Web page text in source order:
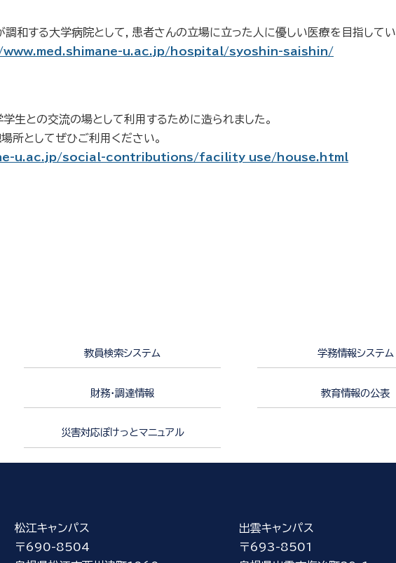
和する大学病院として，患者さんの立場に立った人に優しい医療を目指してい
u.ac.jp/hospital/syoshin-saishin/
生との交流の場として利用するために造られました。
所としてぜひご利用ください。
u.ac.jp/social-contributions/facility_use/house.html
教員検索システム 学務情報システム
財務・調達情報 教育情報の公表
災害対応ぽけっとマニュアル
松江キャンパス
〒690-8504
出雲キャンパス
〒693-8501